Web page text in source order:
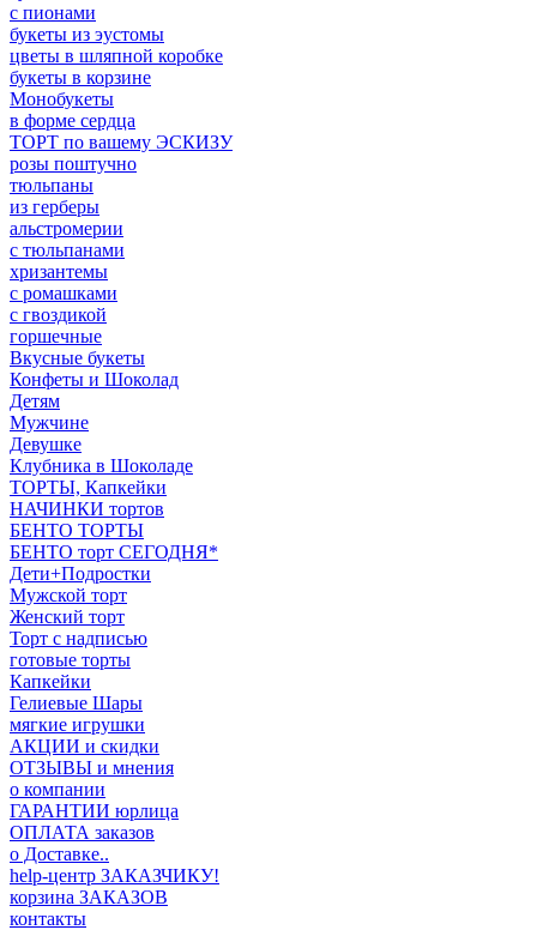
с пионами
букеты из эустомы
цветы в шляпной коробке
букеты в корзине
Монобукеты
в форме сердца
ТОРТ по вашему ЭСКИЗУ
розы поштучно
тюльпаны
из герберы
альстромерии
с тюльпанами
хризантемы
с ромашками
с гвоздикой
горшечные
Вкусные букеты
Конфеты и Шоколад
Детям
Мужчине
Девушке
Клубника в Шоколаде
ТОРТЫ, Капкейки
НАЧИНКИ тортов
БЕНТО ТОРТЫ
БЕНТО торт СЕГОДНЯ*
Дети+Подростки
Мужской торт
Женский торт
Торт с надписью
готовые торты
Капкейки
Гелиевые Шары
мягкие игрушки
АКЦИИ и скидки
ОТЗЫВЫ и мнения
о компании
ГАРАНТИИ юрлица
ОПЛАТА заказов
о Доставке..
help-центр ЗАКАЗЧИКУ!
корзина ЗАКАЗОВ
контакты